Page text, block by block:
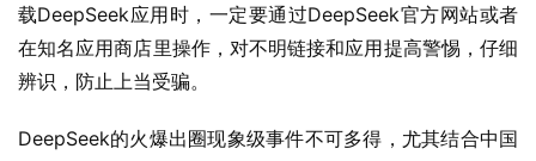
载DeepSeek应用时，一定要通过DeepSeek官方网站或者
在知名应用商店里操作，对不明链接和应用提高警惕，仔细
辨识，防止上当受骗。
DeepSeek的火爆出圈现象级事件不可多得，尤其结合中国